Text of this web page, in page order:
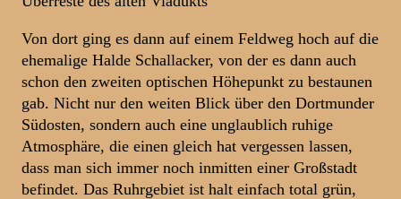
Von dort ging es dann auf einem Feldweg hoch auf die
ehemalige Halde Schallacker, von der es dann auch
schon den zweiten optischen Höhepunkt zu bestaunen
gab. Nicht nur den weiten Blick über den Dortmunder
Südosten, sondern auch eine unglaublich ruhige
Atmosphäre, die einen gleich hat vergessen lassen,
dass man sich immer noch inmitten einer Großstadt
befindet. Das Ruhrgebiet ist halt einfach total grün,